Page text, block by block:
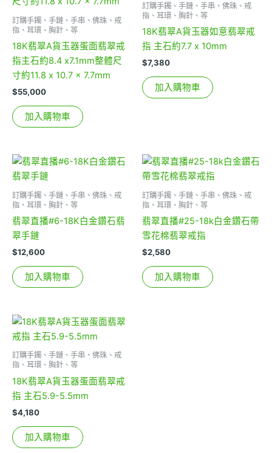
訂購手鐲、手鏈、手串、佛珠、戒
指、耳環、胸針、等
18K翡翠A貨玉器蛋面翡翠戒
指主石約8.4 x7.1mm整體尺
寸約11.8 x 10.7 x 7.7mm
$55,000
加入購物車
訂購手鐲、手鏈、手串、佛珠、戒
指、耳環、胸針、等
18K翡翠A貨玉器如意翡翠戒
指 主石約7.7 x 10mm
$7,380
加入購物車
訂購手鐲、手鏈、手串、佛珠、戒
指、耳環、胸針、等
翡翠直播#6-18K白金鑽石翡
翠手鏈
$12,600
加入購物車
訂購手鐲、手鏈、手串、佛珠、戒
指、耳環、胸針、等
翡翠直播#25-18k白金鑽石帶
雪花棉翡翠戒指
$2,580
加入購物車
訂購手鐲、手鏈、手串、佛珠、戒
指、耳環、胸針、等
18K翡翠A貨玉器蛋面翡翠戒
指 主石5.9-5.5mm
$4,180
加入購物車